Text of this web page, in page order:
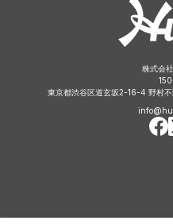
株式会
東京都渋谷区道玄坂2-16-4 野村